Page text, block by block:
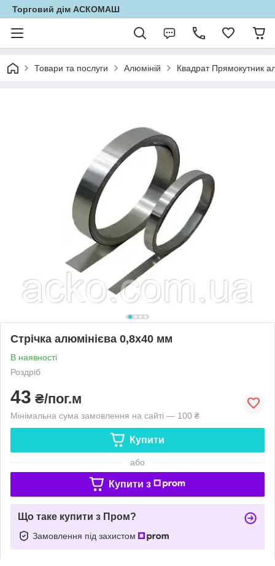
Торговий дім АСКОМАШ
Товари та послуги Алюміній Квадрат Прямокутник
Стрічка алюмінієва 0,8х40 мм
В наявності
Роздріб
43 ₴/пог.м
Мінімальна сума замовлення на сайті — 100 ₴
Купити
або
Купити з
Що таке купити з Пром?
Замовлення під захистом